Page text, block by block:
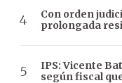
Con orden
prolongada
IPS: Vicente
según fiscal